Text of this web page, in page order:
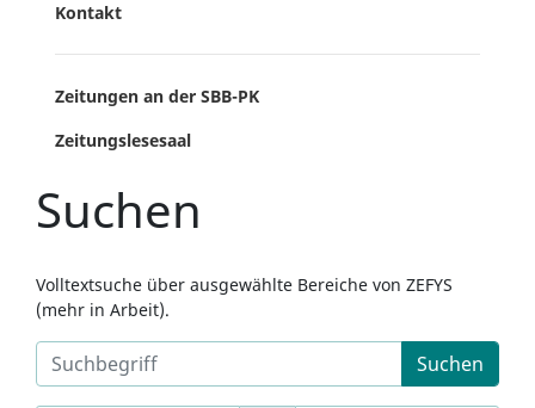
Kontakt
Zeitungen an der SBB-PK
Zeitungslesesaal
Suchen
Volltextsuche über ausgewählte Bereiche von ZEFYS
(mehr in Arbeit).
Suchen